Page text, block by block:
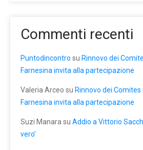
Commenti recenti
Puntodincontro su Rinnovo dei
Farnesina invita alla partecipazione
Valeria Arceo su Rinnovo dei Comites
Farnesina invita alla partecipazione
Suzi Manara su Addio a Vittorio
vero’